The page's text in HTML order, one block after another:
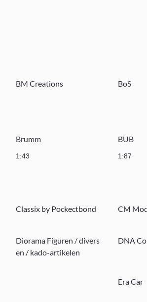
BM Creations BoS
Brumm
1:43
BUB
1:87
Classix by Pockectbond CM
Diorama Figuren / divers
en / kado-artikelen
DNA
Era Car